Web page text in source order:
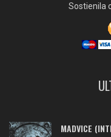
Sostienila
MADVICE